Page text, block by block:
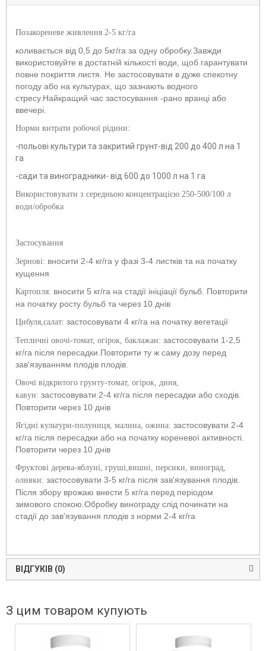
Позакореневе живлення 2-5 кг/га
коливається від 0,5 до 5кг/га за одну обробку.Завжди
використовуйте в достатній кількості води, щоб гарантувати
повне покриття листя. Не застосовувати в дуже спекотну
погоду або на культурах, що зазнають водного
стресу.Найкращий час застосування -рано вранці або
ввечері.
Норми витрати робочої рідини:
-польові культури та закритий грунт-від 200 до 400 л на 1
га
-сади та виноградники- від 600 до 1000 л на 1 га
Використовувати з середньою концентрацією 250-500/100 л
води/обробка
Застосування
Зернові: вносити 2-4 кг/га у фазі 3-4 листків та на початку
кущення
Картопля: вносити 5 кг/га на стадії ініціації бульб. Повторити
на початку росту бульб та через 10 днів
Цибуля,салат: застосовувати 4 кг/га на початку вегетації
Тепличні овочі-томат, огірок, баклажан: застосовувати 1-2,5
кг/га після пересадки.Повторити ту ж саму дозу перед
зав'язуванням плодів плодів.
Овочі відкритого грунту-томат, огірок, диня,
кавун: застосовувати 2-4 кг/га після пересадки або сходів.
Повторити через 10 днів
Ягідні культури-полуниця, малина, ожина: застосовувати 2-4
кг/га після пересадки або на початку кореневої активності.
Повторити через 10 днів
Фруктові дерева-яблуні, груші,вишні, персики, виноград,
оливки: застосовувати 3-5 кг/га після зав'язування плодів.
Після збору врожаю внести 5 кг/га перед періодом
зимового спокою.Обробку винограду слід починати на
стадії до зав'язування плодів з норми 2-4 кг/га
ВІДГУКІВ (0)
З цим товаром купують